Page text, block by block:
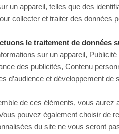
un appareil, telles que des
collecter et traiter des données
le traitement de données
sur un appareil,
des publicités, Contenu
d’audience et développement de
de ces éléments, vous aurez
pouvez également choisir de
du site ne vous seront
page couldn’t
to try again, or go back.
Reload Back